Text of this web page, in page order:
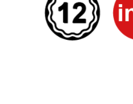
工業